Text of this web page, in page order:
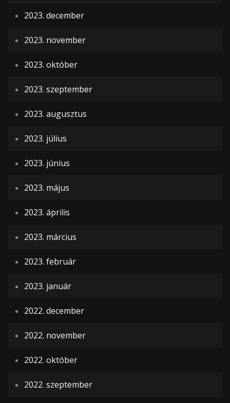
2023. december
2023. november
2023. október
2023. szeptember
2023. augusztus
2023. július
2023. június
2023. május
2023. április
2023. március
2023. február
2023. január
2022. december
2022. november
2022. október
2022. szeptember